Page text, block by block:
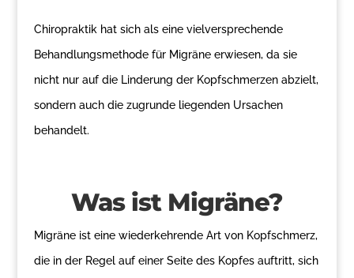
Chiropraktik hat sich als eine vielversprechende
Behandlungsmethode für Migräne erwiesen, da sie
nicht nur auf die Linderung der Kopfschmerzen abzielt,
sondern auch die zugrunde liegenden Ursachen
behandelt.
Was ist Migräne?
Migräne ist eine wiederkehrende Art von Kopfschmerz,
die in der Regel auf einer Seite des Kopfes auftritt, sich